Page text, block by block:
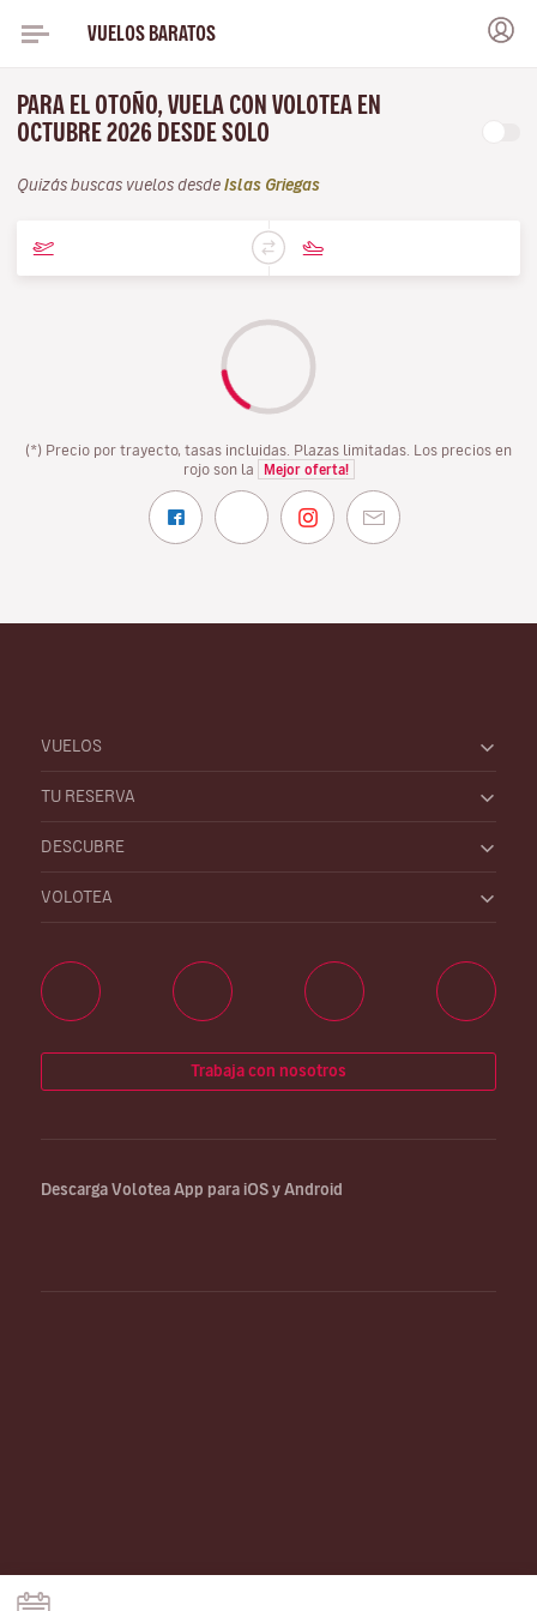
VUELOS BARATOS
PARA EL OTOÑO, VUELA CON VOLOTEA EN
OCTUBRE 2026 DESDE SOLO
Quizás buscas vuelos desde Islas Griegas
(*) Precio por trayecto, tasas incluidas. Plazas limitadas. Los precios en
rojo son la
Mejor oferta!
VUELOS
TU RESERVA
DESCUBRE
VOLOTEA
Trabaja con nosotros
Descarga Volotea App para iOS y Android